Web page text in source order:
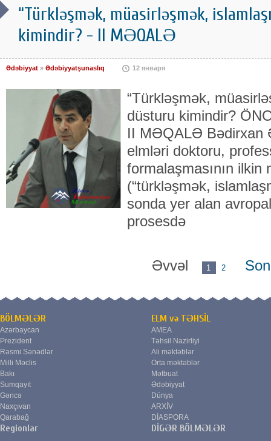
“Türkləşmək, müasirləşmək,
kimindir? - II MƏQALƏ
Ədəbiyyat » Ədəbiyyatşunaslıq 12 января
“Türkləşmək,
düsturu kimindir?
II MƏQALƏ Bədirxan
elmləri doktoru,
formalaşmasının ilkin
(“türkləşmək,
sonda yer alan
prosesdə
Əvvəl 1 2
BÖLMƏLƏR
Azərbaycan
Prezident
Rəsmi Sənədlər
Milli Məclis
Bakı
Sumqayıt
Gəncə
Naxçıvan
Qarabağ
Regionlar
ELM və TƏHSİL
AMEA
Təhsil Nazirliyi
Ali məktəblər
Orta məktəblər
Mətbuat
Ədəbiyyat
Dünya
ARXİV
DİASPORA
DİGƏR BÖLMƏLƏR